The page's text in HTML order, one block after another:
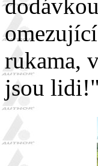
rukama,
jsou